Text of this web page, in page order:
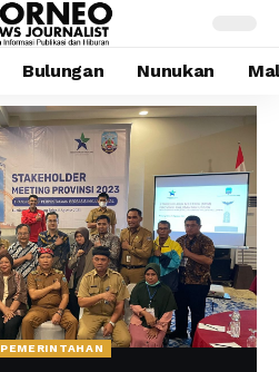
Bulungan Nunukan
PEMERINTAHAN